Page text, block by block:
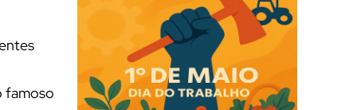
famoso